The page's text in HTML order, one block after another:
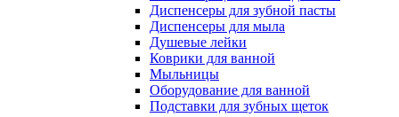
Диспенсеры для зубной пасты
Диспенсеры для мыла
Душевые лейки
Коврики для ванной
Мыльницы
Оборудование для ванной
Подставки для зубных щеток